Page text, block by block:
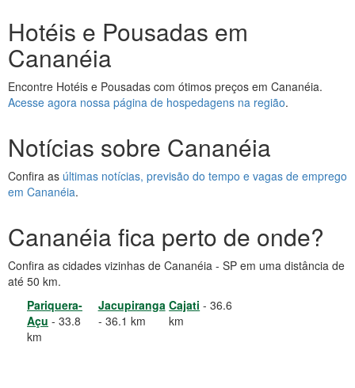
Hotéis e Pousadas em
Cananéia
Encontre Hotéis e Pousadas com ótimos preços em Cananéia.
Acesse agora nossa página de hospedagens na região.
Notícias sobre Cananéia
Confira as últimas notícias, previsão do tempo e vagas de emprego
em Cananéia.
Cananéia fica perto de onde?
Confira as cidades vizinhas de Cananéia - SP em uma distância de
até 50 km.
Pariquera-
Açu - 33.8
km
Jacupiranga
- 36.1 km
Cajati - 36.6
km